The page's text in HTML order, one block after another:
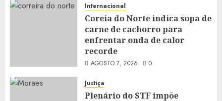
Internacional
Coreia do Norte indica sopa de
carne de cachorro para
enfrentar onda de calor
recorde
AGOSTO 7, 2026 0
Justiça
Plenário do STF impõe